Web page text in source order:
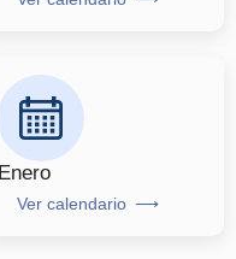
Enero
Ver calendario